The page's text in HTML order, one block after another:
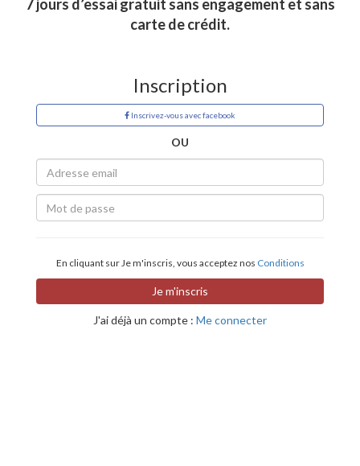
7 jours d’essai gratuit sans engagement et sans
carte de crédit.
Inscription
Inscrivez-vous avec facebook
OU
En cliquant sur Je m'inscris, vous acceptez nos Conditions
J'ai déjà un compte : Me connecter